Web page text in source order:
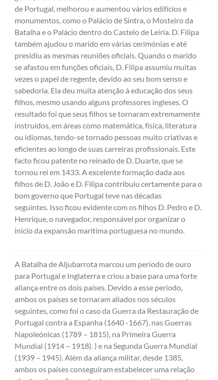
de Portugal, melhorou e aumentou vários edifícios e
monumentos, como o Palácio de Sintra, o Mosteiro da
Batalha e o Palácio dentro do Castelo de Leiria. D. Filipa
também ajudou o marido em várias cerimónias e até
presidiu as mesmas reuniões oficiais. Quando o marido
se afastou em funções oficiais, D. Filipa assumiu muitas
vezes o papel de regente, devido ao seu bom senso e
sabedoria. Ela deu muita atenção à educação dos seus
filhos, mesmo usando alguns professores ingleses. O
resultado foi que seus filhos se tornaram extremamente
instruídos, em áreas como matemática, física, literatura
ou idiomas, tendo-se tornado pessoas muito criativas e
eficientes ao longo de suas carreiras profissionais. Este
facto ficou patente no reinado de D. Duarte, que se
tornou rei em 1433. A excelente formação dada aos
filhos de D. João e D. Filipa contribuiu certamente para o
bom governo que Portugal teve nas décadas
seguintes. Isso ficou evidente com os filhos D. Pedro e D.
Henrique, o navegador, responsável por organizar o
início da expansão marítima portuguesa no mundo.
A Batalha de Aljubarrota marcou um período de ouro
para Portugal e Inglaterra e criou a base para uma forte
aliança entre os dois países. Devido a esse período,
ambos os países se tornaram aliados nos séculos
seguintes, como foi o caso da Guerra da Restauração de
Portugal contra a Espanha (1640 -1667), nas Guerras
Napoleónicas (1789 – 1815), na Primeira Guerra
Mundial (1914 – 1918). ) e na Segunda Guerra Mundial
(1939 – 1945). Além da aliança militar, desde 1385,
ambos os países conseguiram estabelecer uma relação